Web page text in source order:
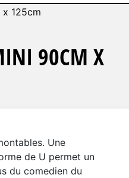
x 125cm
90CM X
Une
de U permet un
du comedien du